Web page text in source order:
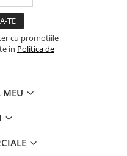
cu promotiile
in Politica de